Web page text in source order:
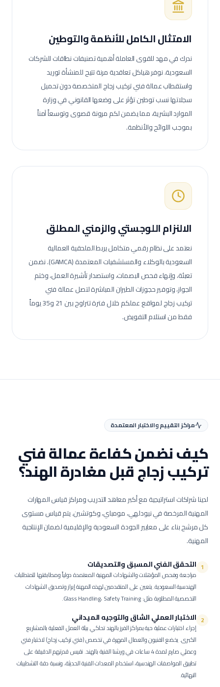
الامتثال الكامل للأنظمة والتوطين
ندرك في مهد للقوى العاملة أهمية تصنيفات نطاقات للشركات
السعودية. نوفر هياكل تعاقدية مرنة تتيح للمنشأة توريد
واستقطاب عمالةفني تركيب زجاجالمتخصصة دون تحميل
سجلاتها نسب توطين تؤثر على وضعها القانوني في وزارة
الموارد البشرية، مما يضمن لكم مرونة قصوى وتوسعاً آمناً
بموجب اللوائح والأنظمة.
الالنزام اللوجستي والزمني المطلق
نعتمد على نظام رقمي متكامل يربط الملحقية العمالية
السعودية بالوكلاء والمستشفيات المعتمدة (GAMCA). نضمن
تعبئة، وإنهاء فحص البصمات، واستصدار تأشيرة العمل، وختم
الجواز، وتوفير حجوزات الطيران المباشرة لتصل عمالةفني
تركيب زجاج
لمواقع عملكم خلال فترة تتراوح بين 21 و35 يوماً
فقط من استلام التفويض.
مراكز التقييم والاختبار المعتمدة
كيف نضمن كفاءة عمالةفني
تركيب زجاجقبل مغادرة الهند؟
لدينا شراكات استراتيجية مع أكبر معاهد التدريب ومراكز قياس المهارات
المهنية المرخصة في نيودلهي، مومباي، وكوتشين. يتم قياس مستوى
كل مرشح بناء على معايير الجودة السعودية والإقليمية لضمان الإنتاجية
المهنية.
1 التحقق الفني المسبق والتصديقات
مراجعة وفحص المؤهلات والشهادات المهنية المعتمدة دولياً ومطابقتها للمتطلبات
الهندسية السعودية.يتعين على المتقدمين لهذه المهنة إبراز وتصديق الشهادات
التخصصية المطلوبة مثل: Glass Handling، Safety Training.
2 الاختبار العملي الشاق والتوجيه الميداني
إجراء اختبارات عملية حية بمراكز الفرز بالهند تحاكي بيئة العمل الفعلية بالمشاريع
الكبرى.يخضع الفنيون والعمال المهرة في تخصص (فني تركيب زجاج) لاختبار فني
وعملي صارم لمدة 4 ساعات في ورشنا الفنية بالهند. نقيس قدرتهم الدقيقة على
تطبيق المواصفات الهندسية، استخدام المعدات الفنية الحديثة، ونسبة دقة التشطيبات
النهائية.